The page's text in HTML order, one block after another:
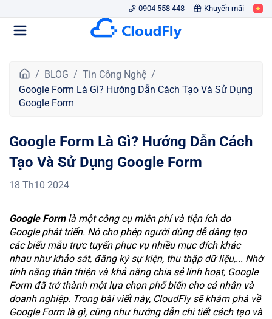
0904 558 448 Khuyến mãi
r
a
c
ủ
BLOG
Tin Công Nghệ
Google Form Là Gì? Hướng Dẫn Cách Tạo Và Sử Dụng
Google Form
Google Form Là Gì? Hướng Dẫn Cách
Tạo Và Sử Dụng Google Form
18 Th10 2024
Google Formlà một công cụ miễn phí và tiện ích do
Google phát triển. Nó cho phép người dùng dễ dàng tạo
các biểu mẫu trực tuyến phục vụ nhiều mục đích khác
nhau như khảo sát, đăng ký sự kiện, thu thập dữ liệu,... Nhờ
tính năng thân thiện và khả năng chia sẻ linh hoạt, Google
Form đã trở thành một lựa chọn phổ biến cho cá nhân và
doanh nghiệp. Trong bài viết này, CloudFly sẽ khám phá về
Google Form là gì, cũng như hướng dẫn chi tiết cách tạo và